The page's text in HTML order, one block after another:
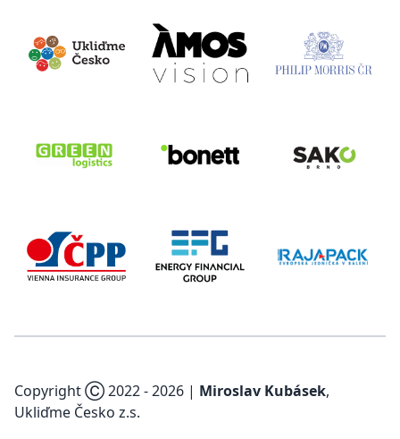
Copyright Ⓒ 2022 -2026 | Miroslav Kubásek,
Ukliďme Česko z.s.